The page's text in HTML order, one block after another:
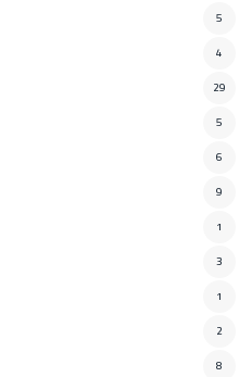
5
4
29
5
6
9
1
3
1
2
8